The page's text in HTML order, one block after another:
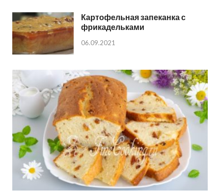
Картофельная запеканка с
фрикадельками
06.09.2021